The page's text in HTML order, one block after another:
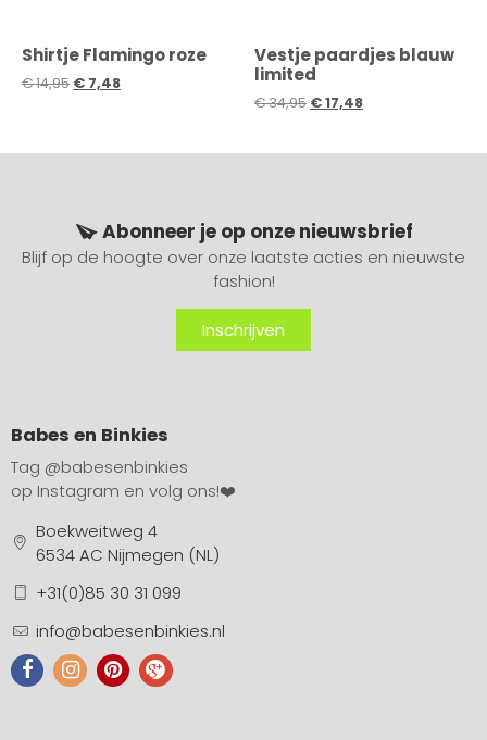
Shirtje Flamingo roze
€14,95 € 7,48
Vestje paardjes blauw
limited
€34,95 €17,48
Abonneer je op onze nieuwsbrief
Blijf op de hoogte over onze laatste acties en nieuwste
fashion!
Inschrijven
Babes en Binkies
Tag @babesenbinkies
op Instagram en volg ons!❤️
Boekweitweg 4
6534 AC Nijmegen (NL)
+31(0)85 30 31 099
info@babesenbinkies.nl